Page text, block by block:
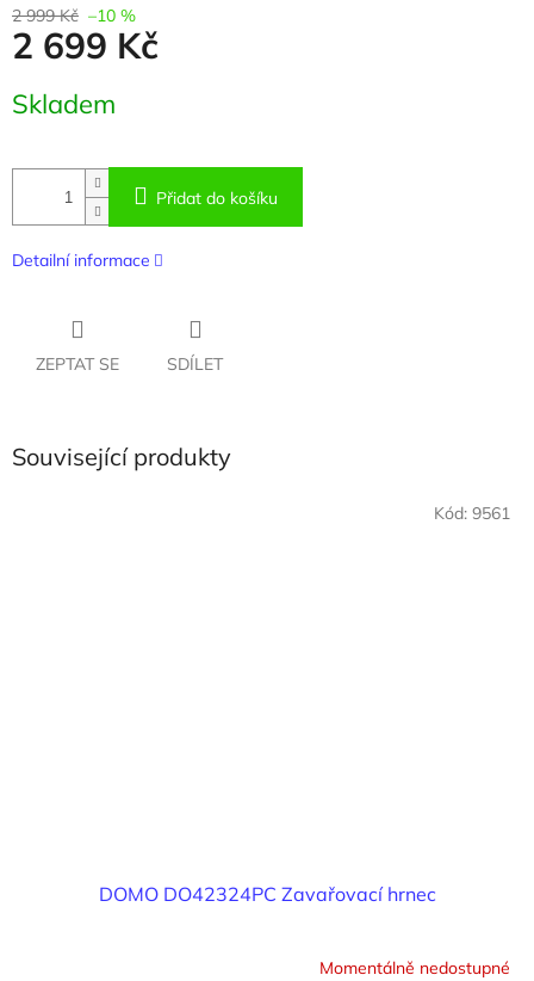
2 999 Kč –10 %
2 699 Kč
cena:
Skladem
Přidat do košíku
Detailní informace
ZEPTAT SE SDÍLET
Související produkty
DOMO DO42324PC Zavařovací hrnec
Momentálně nedostupné
Kód: 9561